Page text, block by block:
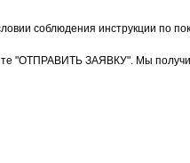
соблюдения инструкции по
"ОТПРАВИТЬ ЗАЯВКУ". Мы